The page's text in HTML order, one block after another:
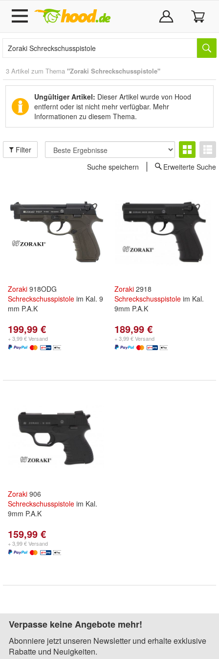
3 Artikel zum Thema "Zoraki Schreckschusspistole"
Ungültiger Artikel: Dieser Artikel wurde von Hood
entfernt oder ist nicht mehr verfügbar. Mehr
Informationen zu diesem Thema.
Filter
Suche speichern
Erweiterte Suche
Zoraki 918ODG
Schreckschusspistole im Kal. 9
mm P.A.K
199,99 €
+ 3,99 € Versand
Zoraki 2918
Schreckschusspistole im Kal.
9mm P.A.K
189,99 €
+ 3,99 € Versand
Zoraki 906
Schreckschusspistole im Kal.
9mm P.A.K
159,99 €
+ 3,99 € Versand
Verpasse keine Angebote mehr!
Abonniere jetzt unseren Newsletter und erhalte exklusive
Rabatte und Neuigkeiten.